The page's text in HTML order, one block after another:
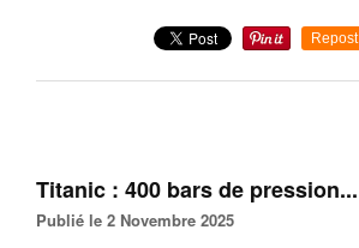
Repost
Titanic : 400 bars de pression...
Publié le 2 Novembre 2025